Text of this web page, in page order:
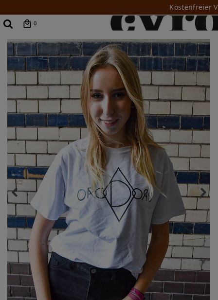
Kostenfreier
0